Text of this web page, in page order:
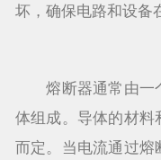
坏，确保电路和设备
熔断器通常由一
体组成。导体的材料
而定。当电流通过熔